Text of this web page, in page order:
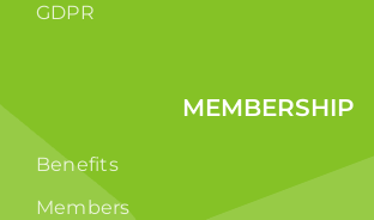
GDPR
MEMBERSHIP
Benefits
Members